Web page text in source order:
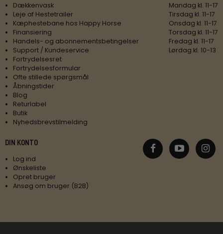
Dækkenvask
Leje af Hestetrailer
Kæphestebane hos Happy Horse
Finansiering
Handels- og abonnementsbetingelser
Support / Kundeservice
Fortrydelsesret
Fortrydelsesformular
Ofte stillede spørgsmål
Åbningstider
Blog
Returlabel
Butik
Nyhedsbrevstilmelding
Mandag kl. 11-17
Tirsdag kl. 11-17
Onsdag kl. 11-17
Torsdag kl. 11-17
Fredag kl. 11-17
Lørdag kl. 10-13
DIN KONTO
Log ind
Ønskeliste
Opret bruger
Ansøg om bruger (B2B)